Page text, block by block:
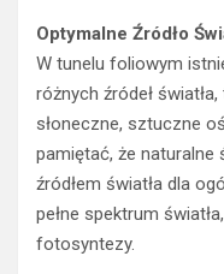
W tunelu foliowym
różnych źródeł
słoneczne, sztuczne
pamiętać, że naturalne
źródłem światła dla
pełne spektrum
fotosyntezy.